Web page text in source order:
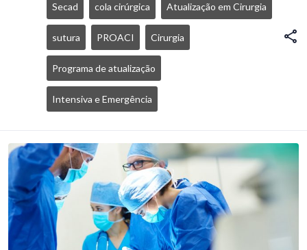
Secad cola cirúrgica Atualização em Cirurgia
sutura PROACI Cirurgia
Programa de atualização
Intensiva e Emergência